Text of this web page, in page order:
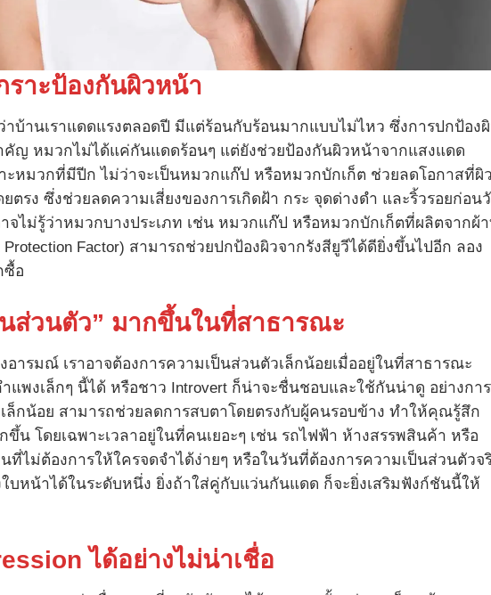
ราะป้องกันผิวหน้า
าบ้านเราแดดแรงตลอดปี มีแต่ร้อนกับร้อนมากแบบไม่ไหว ซึ่งการปกป้อง
คัญ หมวกไม่ได้แค่กันแดดร้อนๆ แต่ยังช่วยป้องกันผิวหน้าจากแสงแดด
ะหมวกที่มีปีก ไม่ว่าจะเป็นหมวกแก๊ป หรือหมวกบักเก็ต ช่วยลดโอกาสที่ผิว
รง ซึ่งช่วยลดความเสี่ยงของการเกิดฝ้า กระ จุดด่างดำ และริ้วรอยก่อน
จไม่รู้ว่าหมวกบางประเภท เช่น หมวกแก๊ป หรือหมวกบักเก็ตที่ผลิตจากผ้
Factor) สามารถช่วยปกป้องผิวจากรังสียูวีได้ดียิ่งขึ้นไปอีก ลอง
ซื้อ
ส่วนตัว” มากขึ้นในที่สาธารณะ
ารมณ์ เราอาจต้องการความเป็นส่วนตัวเล็กน้อยเมื่ออยู่ในที่สาธารณะ
แพงเล็กๆ นี้ได้ หรือชาว Introvert ก็น่าจะชื่นชอบและใช้กันน่าดู อย่างการ
กน้อย สามารถช่วยลดการสบตาโดยตรงกับผู้คนรอบข้าง ทำให้คุณรู้สึก
น โดยเฉพาะเวลาอยู่ในที่คนเยอะๆ เช่น รถไฟฟ้า ห้างสรรพสินค้า หรือ
ไม่ต้องการให้ใครจดจำได้ง่ายๆ หรือในวันที่ต้องการความเป็นส่วนตัวจ
บหน้าได้ในระดับหนึ่ง ยิ่งถ้าใส่คู่กับแว่นกันแดด ก็จะยิ่งเสริมฟังก์ชันนี้ให้
ได้อย่างไม่น่าเชื่อ